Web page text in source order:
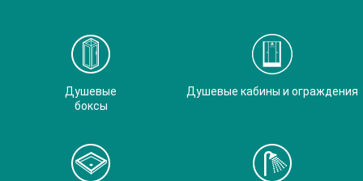
Душевые
боксы
Душевые кабины и ограждения